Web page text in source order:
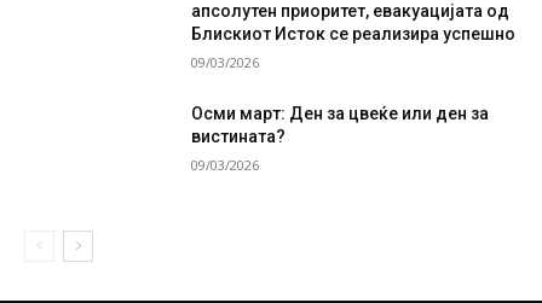
апсолутен приоритет, евакуацијата од
Блискиот Исток се реализира успешно
09/03/2026
Осми март: Ден за цвеќе или ден за
вистината?
09/03/2026